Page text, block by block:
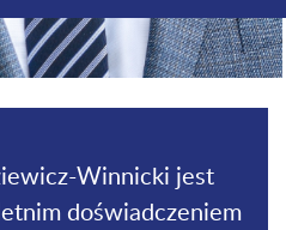
Winnicki jest
doświadczeniem